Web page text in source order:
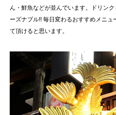
ん・鮮魚などが並んでいます。ドリン
ーズナブル!! 毎日変わるおすすめメニュ
て頂けると思います。